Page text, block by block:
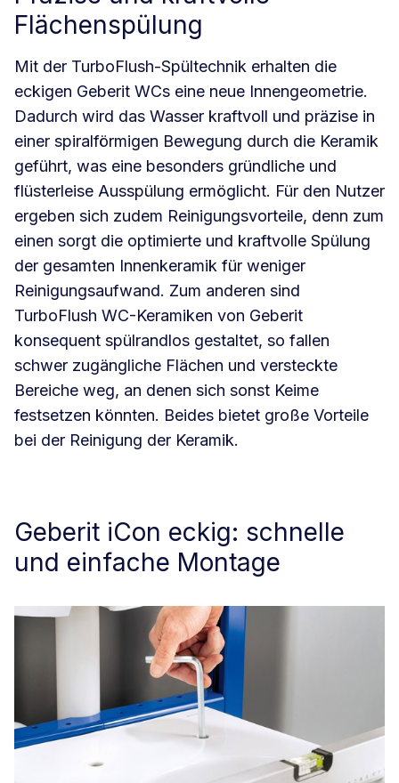
Flächenspülung
Mit der TurboFlush-Spültechnik erhalten die
eckigen Geberit WCs eine neue Innengeometrie.
Dadurch wird das Wasser kraftvoll und präzise in
einer spiralförmigen Bewegung durch die Keramik
geführt, was eine besonders gründliche und
flüsterleise Ausspülung ermöglicht. Für den Nutzer
ergeben sich zudem Reinigungsvorteile, denn zum
einen sorgt die optimierte und kraftvolle Spülung
der gesamten Innenkeramik für weniger
Reinigungsaufwand. Zum anderen sind
TurboFlush WC-Keramiken von Geberit
konsequent spülrandlos gestaltet, so fallen
schwer zugängliche Flächen und versteckte
Bereiche weg, an denen sich sonst Keime
festsetzen könnten. Beides bietet große Vorteile
bei der Reinigung der Keramik.
Geberit iCon eckig: schnelle
und einfache Montage